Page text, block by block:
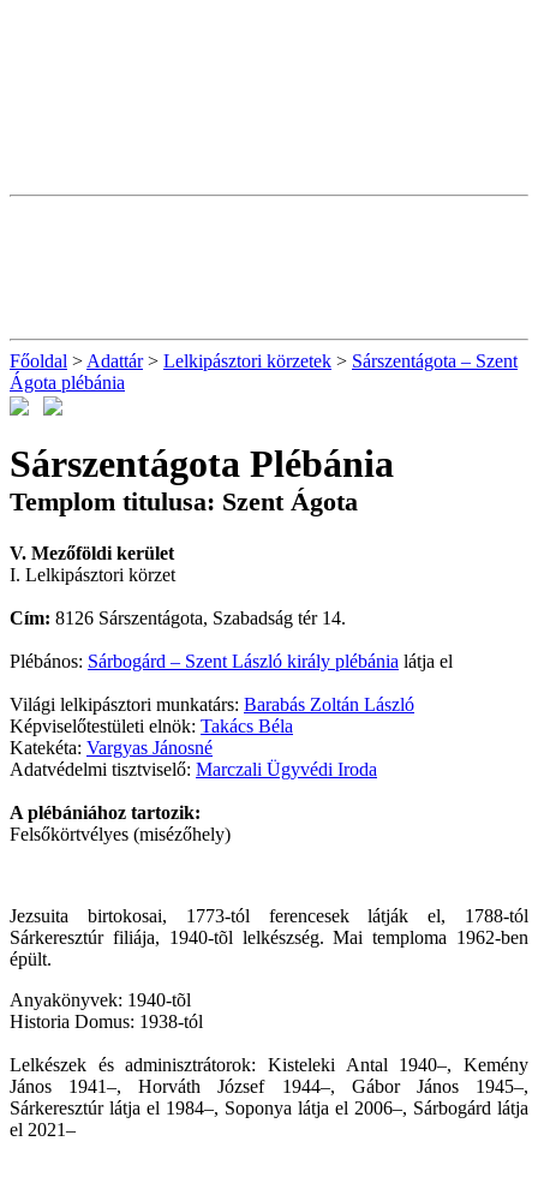
Főoldal > Adattár> Lelkipásztori körzetek > Sárszentágota – Szent
Ágota plébánia
Sárszentágota Plébánia
Templom titulusa: Szent Ágota
V. Mezőföldi kerület
I. Lelkipásztori körzet
Cím: 8126 Sárszentágota, Szabadság tér 14.
Plébános: Sárbogárd – Szent László király plébánia látja el
Világi lelkipásztori munkatárs: Barabás Zoltán László
Képviselőtestületi elnök: Takács Béla
Katekéta: Vargyas Jánosné
Adatvédelmi tisztviselő: Marczali Ügyvédi Iroda
A plébániához tartozik:
Felsőkörtvélyes (misézőhely)
Jezsuita birtokosai, 1773-tól ferencesek látják el, 1788-tól
Sárkeresztúr filiája, 1940-tõl lelkészség. Mai temploma 1962-ben
épült.
Anyakönyvek: 1940-tõl
Historia Domus: 1938-tól
Lelkészek és adminisztrátorok: Kisteleki Antal 1940–, Kemény
János 1941–, Horváth József 1944–, Gábor János 1945–,
Sárkeresztúr látja el 1984–, Soponya látja el 2006–, Sárbogárd látja
el 2021–